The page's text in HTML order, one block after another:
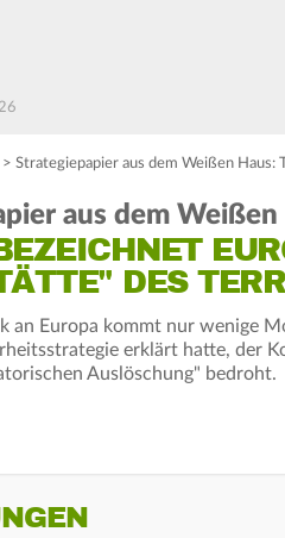
> Strategiepapier aus dem Weißen Haus:
aus dem Weißen
DES
an Europa kommt nur wenige
erklärt hatte, der
Auslöschung" bedroht.